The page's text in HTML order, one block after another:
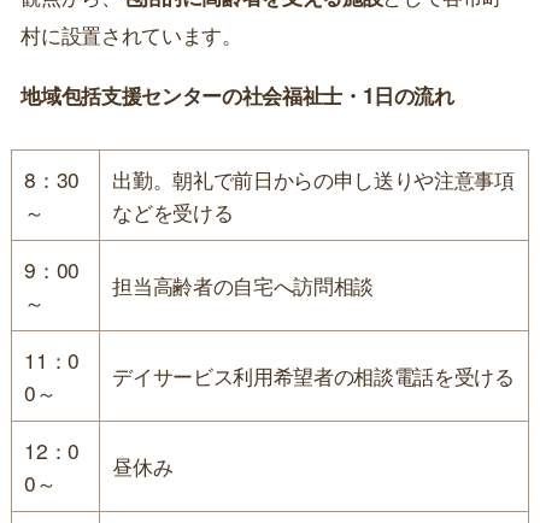
村に設置されています。
地域包括支援センターの社会福祉士・1日の流れ
8：30
～
出勤。朝礼で前日からの申し送りや注意事項
などを受ける
9：00
～
担当高齢者の自宅へ訪問相談
11：0
0～
デイサービス利用希望者の相談電話を受ける
12：0
0～
昼休み